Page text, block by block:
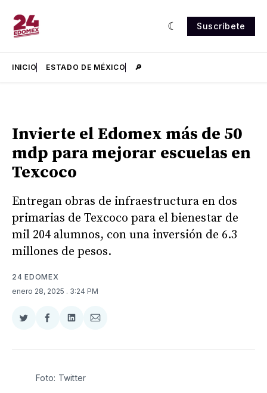
Suscríbete
INICIO ESTADO DE MÉXICO 🔎
Invierte el Edomex más de 50
mdp para mejorar escuelas en
Texcoco
Entregan obras de infraestructura en dos
primarias de Texcoco para el bienestar de
mil 204 alumnos, con una inversión de 6.3
millones de pesos.
24 EDOMEX
enero 28, 2025 . 3:24 PM
Compartir
Twitter
Compartir
Facebook
Compartir
LinkedIn
Compartir
Email
Foto: Twitter